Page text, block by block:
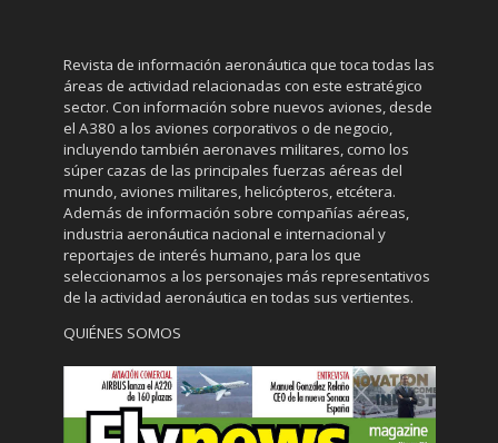
Revista de información aeronáutica que toca todas las
áreas de actividad relacionadas con este estratégico
sector. Con información sobre nuevos aviones, desde
el A380 a los aviones corporativos o de negocio,
incluyendo también aeronaves militares, como los
súper cazas de las principales fuerzas aéreas del
mundo, aviones militares, helicópteros, etcétera.
Además de información sobre compañías aéreas,
industria aeronáutica nacional e internacional y
reportajes de interés humano, para los que
seleccionamos a los personajes más representativos
de la actividad aeronáutica en todas sus vertientes.
QUIÉNES SOMOS